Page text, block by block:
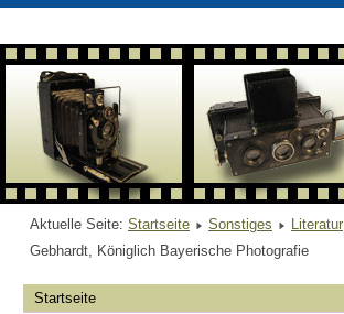
Aktuelle Seite: Startseite Sonstiges Literatur
Gebhardt, Königlich Bayerische Photografie
Startseite